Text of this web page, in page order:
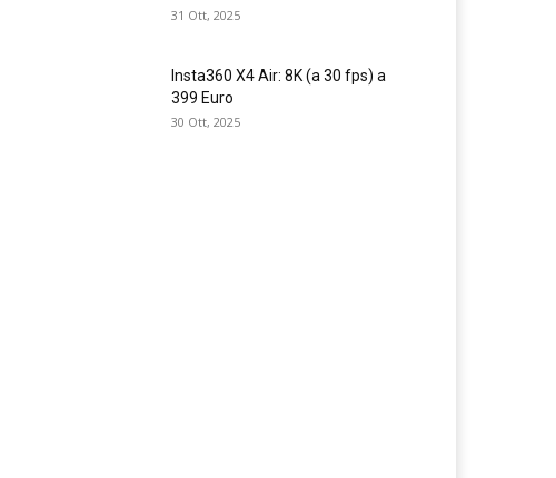
31 Ott, 2025
Insta360 X4 Air: 8K (a 30 fps) a
399 Euro
30 Ott, 2025